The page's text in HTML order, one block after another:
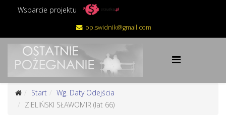
Wsparcie projektu
op.swidnik@gmail.com
Start
Wg. Daty Odejścia
ZIELIŃSKI SŁAWOMIR (lat 66)